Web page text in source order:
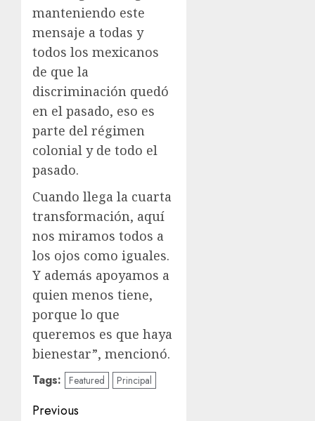
manteniendo este
mensaje a todas y
todos los mexicanos
de que la
discriminación quedó
en el pasado, eso es
parte del régimen
colonial y de todo el
pasado.
Cuando llega la cuarta
transformación, aquí
nos miramos todos a
los ojos como iguales.
Y además apoyamos a
quien menos tiene,
porque lo que
queremos es que haya
bienestar”, mencionó.
Tags: Featured Principal
Previous